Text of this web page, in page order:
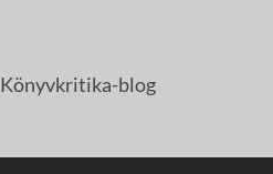
Könyvkritika-blog